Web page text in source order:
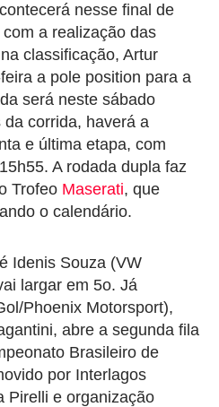
nesse final de
a realização das
classificação, Artur
a pole position para a
será neste sábado
da corrida, haverá a
e última etapa, com
A rodada dupla faz
Trofeo Maserati, que
o calendário.
Idenis Souza (VW
largar em 5o. Já
Phoenix Motorsport),
abre a segunda fila
Brasileiro de
por Interlagos
Pirelli e organização